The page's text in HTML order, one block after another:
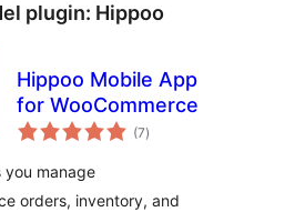
plugin: Hippoo
Hippoo Mobile App
for WooCommerce
(7valoraciones
en
)
you manage
orders, inventory, and